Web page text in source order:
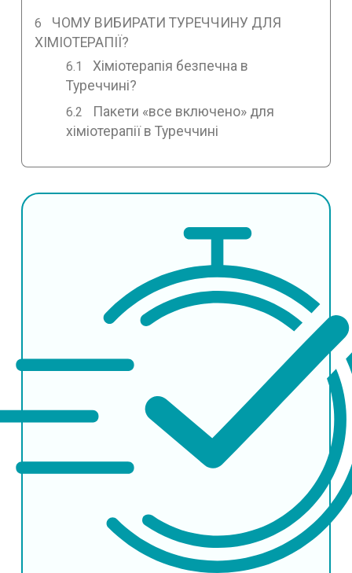
ЧОМУ ВИБИРАТИ ТУРЕЧЧИНУ ДЛЯ
ХІМІОТЕРАПІЇ?
Хіміотерапія безпечна в
Туреччині?
Пакети «все включено» для
хіміотерапії в Туреччині